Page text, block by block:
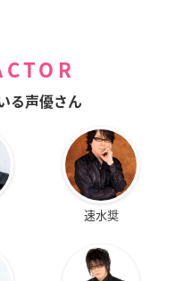
る声優さん
速水奨